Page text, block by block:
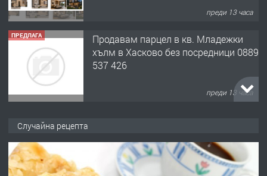
преди 13 часа
ПРЕДЛАГА
Продавам парцел в кв. Младежки
хълм в Хасково без посредници 0889
537 426
преди 13 часа
преди 13 часа
Случайна рецепта